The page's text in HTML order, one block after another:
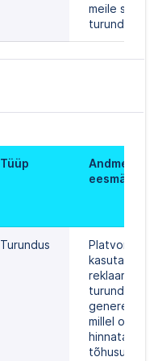
meile sobiva
Tüüp
eesmärk
Turundus
Platvorm,
kasutatakse
reklaami- ja
millel on
hinnata
tõhusust.